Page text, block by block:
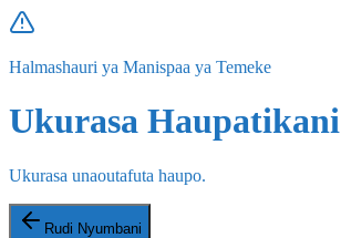
Halmashauri ya Manispaa ya Temeke
Ukurasa Haupatikani
Ukurasa unaoutafuta haupo.
Rudi Nyumbani